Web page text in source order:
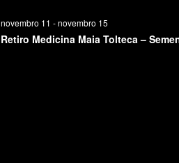
novembro 11 -novembro 15
Retiro Medicina Maia Tolteca –